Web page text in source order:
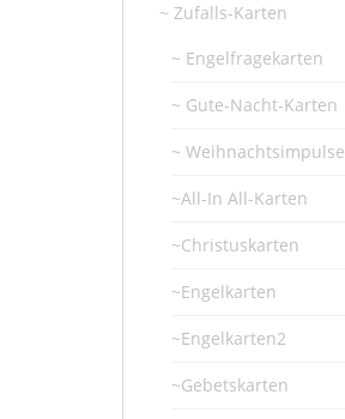
~ Zufalls-Karten
~ Engelfragekarten
~ Gute-Nacht-Karten
~ Weihnachtsimpulse
~All-In All-Karten
~Christuskarten
~Engelkarten
~Engelkarten2
~Gebetskarten